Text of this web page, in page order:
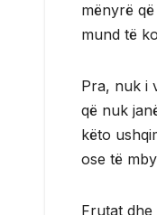
mënyrë
mund të
Pra, nuk i
që nuk
këto
ose të
Frutat dhe